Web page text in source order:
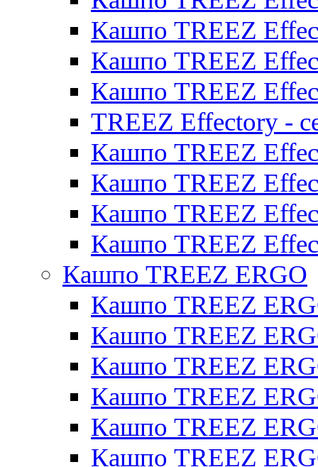
Кашпо TREEZ
Кашпо TREEZ
Кашпо TREEZ
TREEZ Effectory -
Кашпо TREEZ
Кашпо TREEZ
Кашпо TREEZ
Кашпо TREEZ
Кашпо TREEZ ERGO
Кашпо TREEZ
Кашпо TREEZ
Кашпо TREEZ
Кашпо TREEZ
Кашпо TREEZ
Кашпо TREEZ